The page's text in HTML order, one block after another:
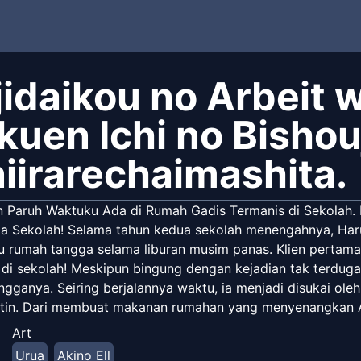
no Arbeit
Ichi no
Paruh Waktuku Ada di Rumah Gadis Termanis di
Sekolah! Selama tahun kedua sekolah menengahnya,
rumah tangga selama liburan musim panas. Klien
sekolah! Meskipun bingung dengan kejadian tak
Seiring berjalannya waktu, ia menjadi disukai
Dari membuat makanan rumahan yang
pasangan pengantin baru, dan bahkan pergi
semakin dekat dengan menghabiskan momen-
Art
Urua
Akino Ell